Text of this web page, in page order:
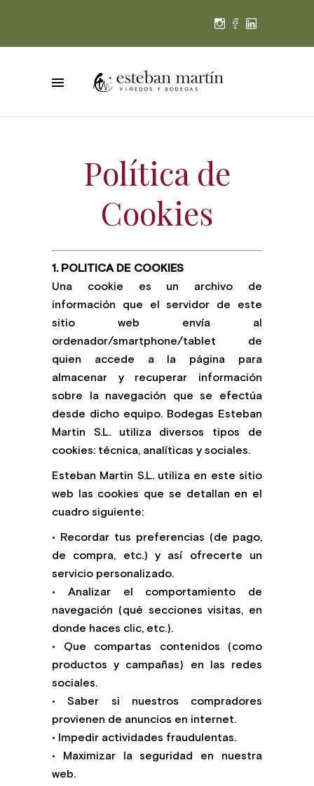
Política de
Cookies
1. POLITICA DE COOKIES
Una cookie es un archivo de
información que el servidor de este
sitio web envía al
ordenador/smartphone/tablet de
quien accede a la página para
almacenar y recuperar información
sobre la navegación que se efectúa
desde dicho equipo. Bodegas Esteban
Martin S.L. utiliza diversos tipos de
cookies: técnica, analíticas y sociales.
Esteban Martin S.L. utiliza en este sitio
web las cookies que se detallan en el
cuadro siguiente:
• Recordar tus preferencias (de pago,
de compra, etc.) y así ofrecerte un
servicio personalizado.
• Analizar el comportamiento de
navegación (qué secciones visitas, en
donde haces clic, etc.).
• Que compartas contenidos (como
productos y campañas) en las redes
sociales.
• Saber si nuestros compradores
provienen de anuncios en internet.
• Impedir actividades fraudulentas.
• Maximizar la seguridad en nuestra
web.